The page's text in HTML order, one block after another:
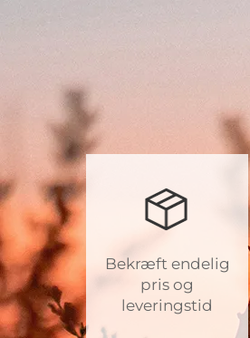
Bekræft endelig
pris og
leveringstid